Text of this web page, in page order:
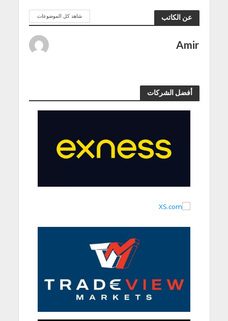
عن الكاتب شاهد كل الموضوعات
Amir
أفضل الشركات